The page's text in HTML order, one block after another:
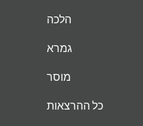
הלכה
גמרא
מוסר
כל ההרצאות